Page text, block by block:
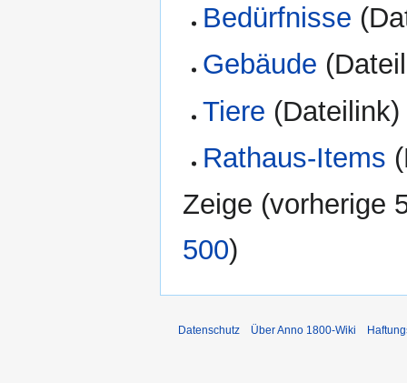
Bedürfnisse
Gebäude
Tiere
Rathaus-Items
Zeige (vorherige
500)
Datenschutz Über Anno 1800-Wiki